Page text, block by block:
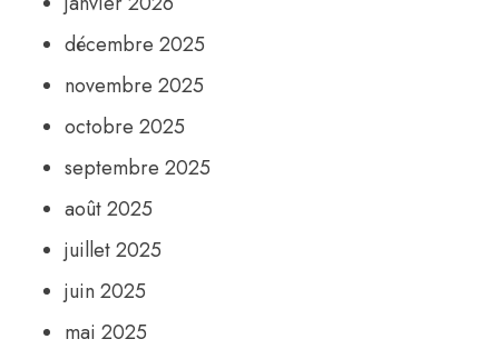
décembre 2025
novembre 2025
octobre 2025
septembre 2025
août 2025
juillet 2025
juin 2025
mai 2025